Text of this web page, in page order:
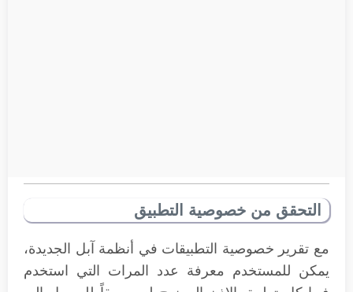
التحقق من خصوصية التطبيق
مع تقرير خصوصية التطبيقات في أنظمة آبل الجديدة،
يمكن للمستخدم معرفة عدد المرات التي استخدم